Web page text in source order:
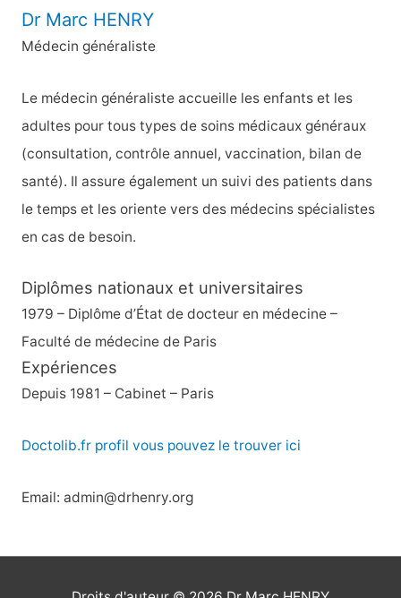
e
r
h
e
r
:
Dr Marc HENRY
Médecin généraliste
Le médecin généraliste accueille les enfants et les
adultes pour tous types de soins médicaux généraux
(consultation, contrôle annuel, vaccination, bilan de
santé). Il assure également un suivi des patients dans
le temps et les oriente vers des médecins spécialistes
en cas de besoin.
Diplômes nationaux et universitaires
1979 – Diplôme d’État de docteur en médecine –
Faculté de médecine de Paris
Expériences
Depuis 1981 – Cabinet – Paris
Doctolib.fr profil vous pouvez le trouver ici
Email: admin@drhenry.org